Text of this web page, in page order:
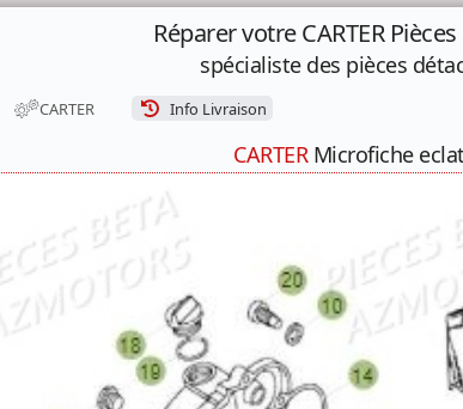
Réparer votre CARTER
spécialiste des pièces
CARTER Info Livraison
CARTERMicrofiche